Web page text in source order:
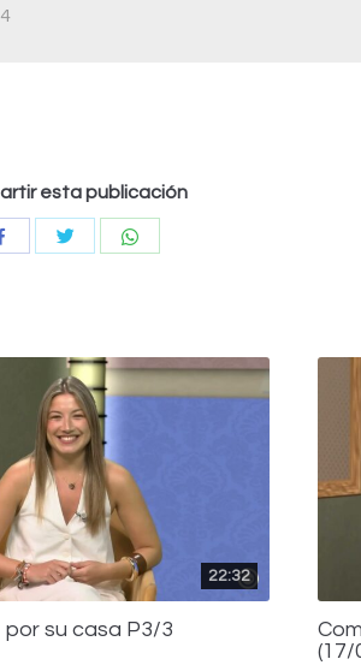
esta publicación
CompartirCompartir
22:32
su casa P3/3
(17/